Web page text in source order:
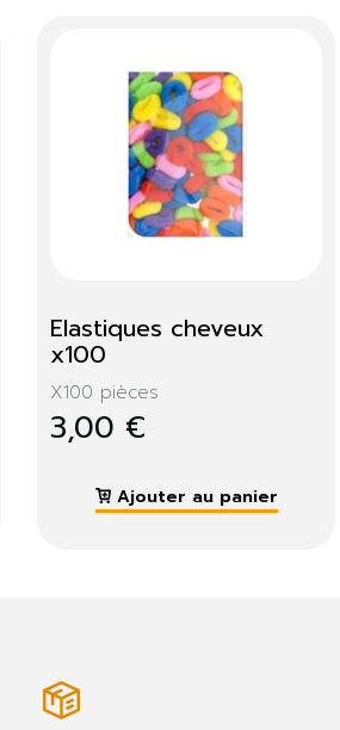
Accessoires de
couture x24
ACCESSOIRES DE COUTURE
3,00 €
Ajouter au panier